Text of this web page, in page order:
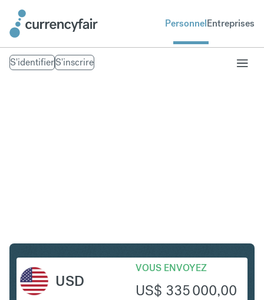
PersonnelEntreprises
S'identifierS'inscrire
USD
VOUS ENVOYEZ
US$ 335 000,00